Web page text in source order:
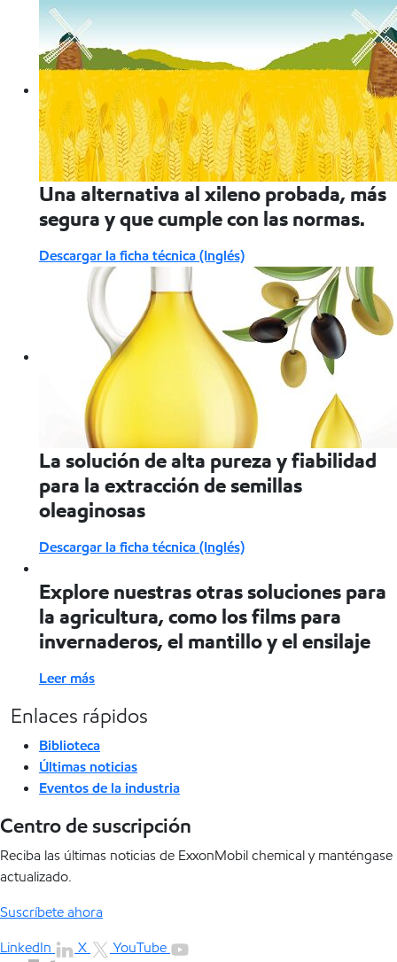
Una alternativa al xileno probada, más
segura y que cumple con las normas.
Descargar la ficha técnica (Inglés)
La solución de alta pureza y fiabilidad
para la extracción de semillas
oleaginosas
Descargar la ficha técnica (Inglés)
Explore nuestras otras soluciones para
la agricultura, como los films para
invernaderos, el mantillo y el ensilaje
Leer más
Enlaces rápidos
Biblioteca
Últimas noticias
Eventos de la industria
Centro de suscripción
Reciba las últimas noticias de ExxonMobil chemical y manténgase
actualizado.
Suscríbete ahora
LinkedIn
X YouTube